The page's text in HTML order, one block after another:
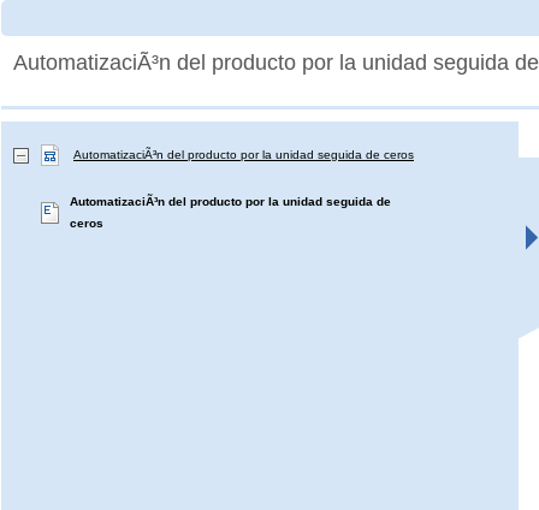
AutomatizaciÃ³n del producto por la unidad seguida
AutomatizaciÃ³n del producto por la unidad seguida de ceros
AutomatizaciÃ³n del producto por la unidad seguida de
ceros